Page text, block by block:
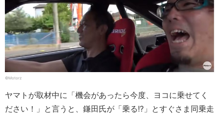
©Motorz
ヤマトが取材中に「機会があったら今度、ヨコに乗せてく
ださい！」と言うと、鎌田氏が「乗る!?」とすぐさま同乗走